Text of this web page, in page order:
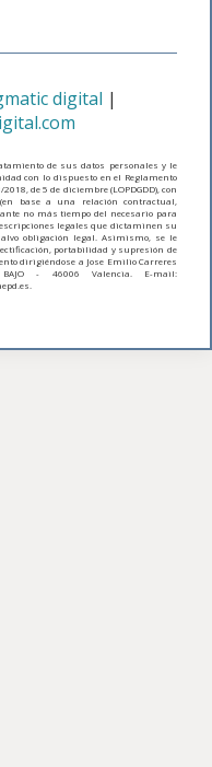
digital |
de sus datos personales y le
con lo dispuesto en el Reglamento
de 5 de diciembre (LOPDGDD), con
base a una relación contractual,
no más tiempo del necesario para
legales que dictaminen su
obligación legal. Asimismo, se le
portabilidad y supresión de
dirigiéndose a Jose Emilio Carreres
- 46006 Valencia. E-mail: